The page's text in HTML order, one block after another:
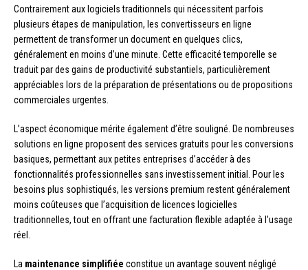
Contrairement aux logiciels traditionnels qui nécessitent parfois
plusieurs étapes de manipulation, les convertisseurs en ligne
permettent de transformer un document en quelques clics,
généralement en moins d’une minute. Cette efficacité temporelle se
traduit par des gains de productivité substantiels, particulièrement
appréciables lors de la préparation de présentations ou de propositions
commerciales urgentes.
L’aspect économique mérite également d’être souligné. De nombreuses
solutions en ligne proposent des services gratuits pour les conversions
basiques, permettant aux petites entreprises d’accéder à des
fonctionnalités professionnelles sans investissement initial. Pour les
besoins plus sophistiqués, les versions premium restent généralement
moins coûteuses que l’acquisition de licences logicielles
traditionnelles, tout en offrant une facturation flexible adaptée à l’usage
réel.
La maintenance simplifiée constitue un avantage souvent négligé